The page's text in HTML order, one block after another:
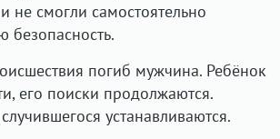
не смогли самостоятельно
безопасность.
погиб мужчина. Ребёнок
его поиски продолжаются.
устанавливаются.